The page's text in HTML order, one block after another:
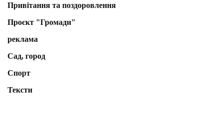
Привітання та поздоровлення
Проєкт "Громади"
реклама
Сад, город
Спорт
Тексти